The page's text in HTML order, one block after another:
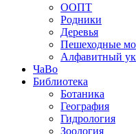
ООПТ
Родники
Деревья
Пешеходные
Алфавитный
ЧаВо
Библиотека
Ботаника
География
Гидрология
Зоология